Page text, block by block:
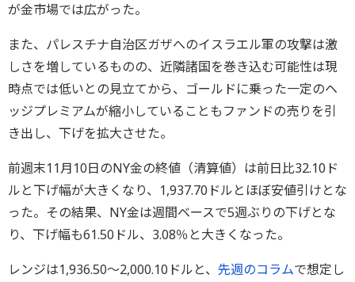
が金市場では広がった。
また、パレスチナ自治区ガザへのイスラエル軍の攻撃は激
しさを増しているものの、近隣諸国を巻き込む可能性は現
時点では低いとの見立てから、ゴールドに乗った一定のヘ
ッジプレミアムが縮小していることもファンドの売りを引
き出し、下げを拡大させた。
前週末11月10日のNY金の終値（清算値）は前日比32.10ド
ルと下げ幅が大きくなり、1,937.70ドルとほぼ安値引けとな
った。その結果、NY金は週間ベースで5週ぶりの下げとな
り、下げ幅も61.50ドル、3.08％と大きくなった。
レンジは1,936.50～2,000.10ドルと、 先週のコラムで想定し